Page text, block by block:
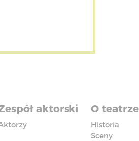
aktorski O teatrze
Historia
Sceny